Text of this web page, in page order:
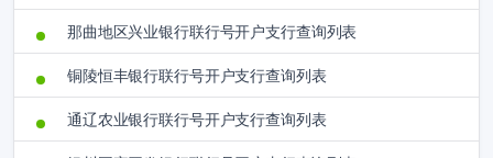
那曲地区兴业银行联行号开户支行查询列表
铜陵恒丰银行联行号开户支行查询列表
通辽农业银行联行号开户支行查询列表